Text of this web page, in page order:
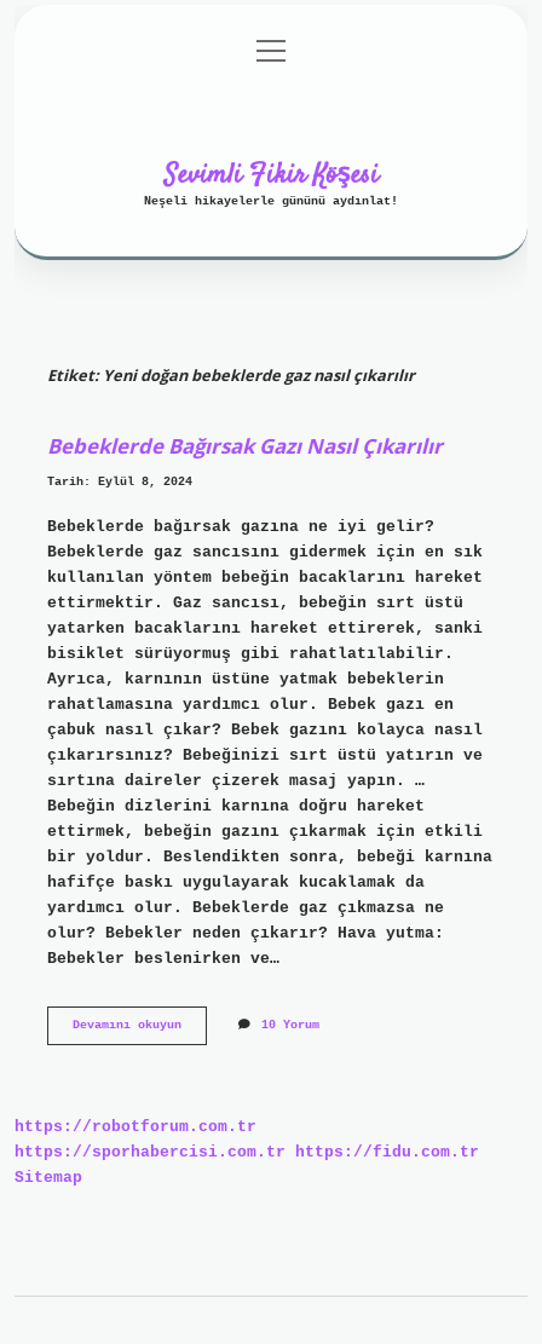
Gizlilik Politikası
menüyü
aç
Sevimli Fikir Köşesi
Neşeli hikayelerle gününü aydınlat!
Etiket: Yeni doğan bebeklerde gaz nasıl çıkarılır
Bebeklerde Bağırsak Gazı Nasıl Çıkarılır
Tarih: Eylül 8, 2024
Bebeklerde bağırsak gazına ne iyi gelir?
Bebeklerde gaz sancısını gidermek için en sık
kullanılan yöntem bebeğin bacaklarını hareket
ettirmektir. Gaz sancısı, bebeğin sırt üstü
yatarken bacaklarını hareket ettirerek, sanki
bisiklet sürüyormuş gibi rahatlatılabilir.
Ayrıca, karnının üstüne yatmak bebeklerin
rahatlamasına yardımcı olur. Bebek gazı en
çabuk nasıl çıkar? Bebek gazını kolayca nasıl
çıkarırsınız? Bebeğinizi sırt üstü yatırın ve
sırtına daireler çizerek masaj yapın. …
Bebeğin dizlerini karnına doğru hareket
ettirmek, bebeğin gazını çıkarmak için etkili
bir yoldur. Beslendikten sonra, bebeği karnına
hafifçe baskı uygulayarak kucaklamak da
yardımcı olur. Bebeklerde gaz çıkmazsa ne
olur? Bebekler neden çıkarır? Hava yutma:
Bebekler beslenirken ve…
Devamını okuyunBebeklerde
10 Yorum
https://robotforum.com.tr
https://sporhabercisi.com.tr
https://fidu.com.tr
Sitemap